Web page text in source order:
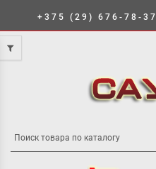
+375 (29) 676-78-37